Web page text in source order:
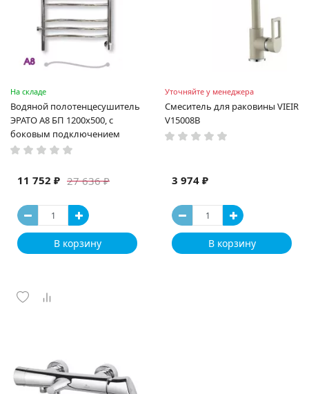
На складе
Водяной полотенцесушитель
ЭРАТО А8 БП 1200x500, с
боковым подключением
27 636 ₽
11 752 ₽
В корзину
Уточняйте у менеджера
Смеситель для раковины VIEIR
V15008B
3 974 ₽
В корзину